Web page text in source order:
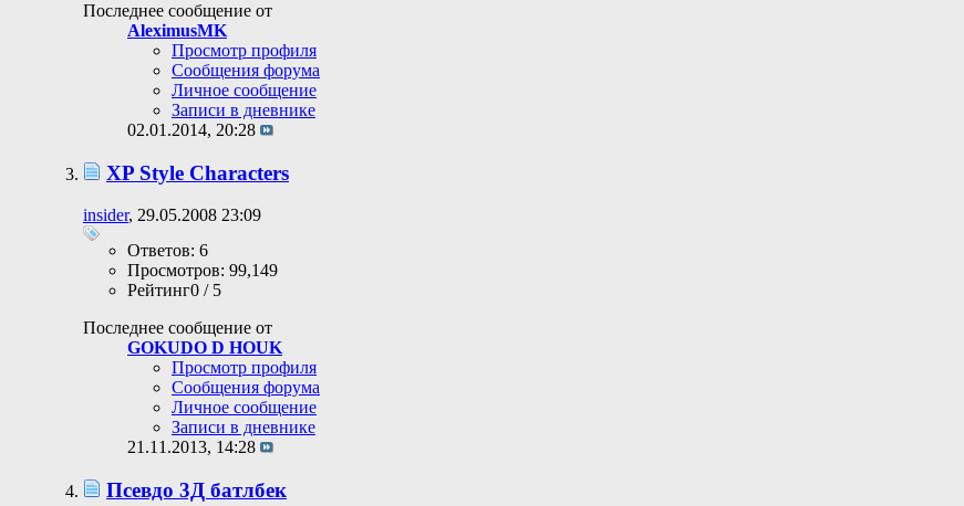
Последнее сообщение от
AleximusMK
Просмотр профиля
Сообщения форума
Личное сообщение
Записи в дневнике
02.01.2014, 20:28
XP Style Characters
insider, 29.05.2008 23:09
Ответов: 6
Просмотров: 99,149
Рейтинг0 / 5
Последнее сообщение от
GOKUDO D HOUK
Просмотр профиля
Сообщения форума
Личное сообщение
Записи в дневнике
21.11.2013, 14:28
Псевдо 3Д батлбек